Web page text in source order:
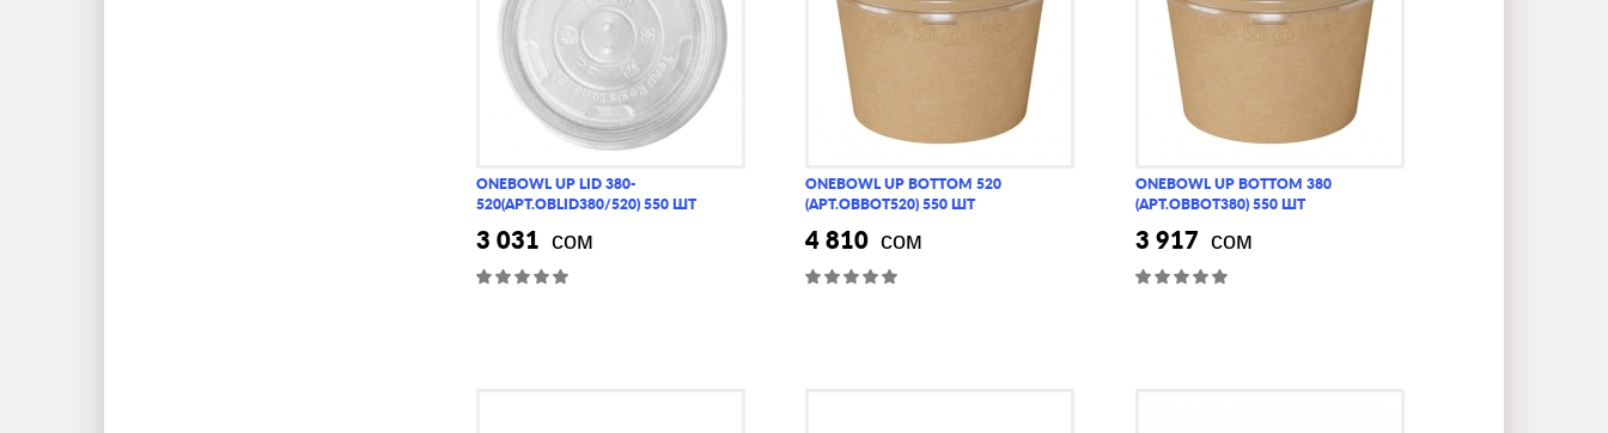
ONEBOWL UP LID 380-
520(АРТ.OBLID380/520) 550 ШТ
3 031 сом
ONEBOWL UP BOTTOM 520
(АРТ.OBBOT520) 550 ШТ
4 810 сом
ONEBOWL UP BOTTOM 380
(АРТ.OBBOT380) 550 ШТ
3 917 сом